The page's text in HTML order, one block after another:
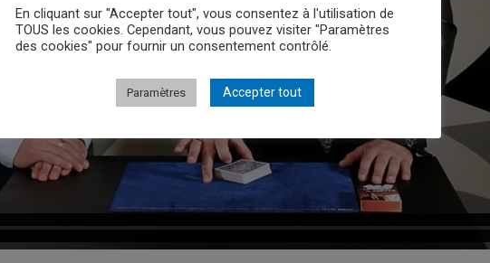
En cliquant sur "Accepter tout", vous consentez à l'utilisation de
TOUS les cookies. Cependant, vous pouvez visiter "Paramètres
des cookies" pour fournir un consentement contrôlé.
Paramètres Accepter tout